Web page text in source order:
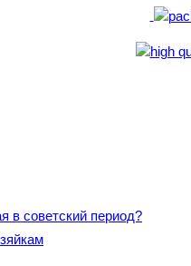
в советский период?